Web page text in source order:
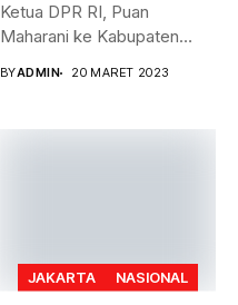
Ketua DPR RI, Puan
Maharani ke Kabupaten
BYADMIN 20 MARET 2023
JAKARTA NASIONAL